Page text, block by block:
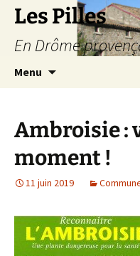
Les Pilles
En Drôme
Menu
Ambroisie :
moment !
11 juin 2019